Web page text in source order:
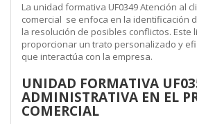
La unidad formativa UF0349 Atención al
comercial se enfoca en la identificación
la resolución de posibles conflictos. Este
proporcionar un trato personalizado y
que interactúa con la empresa.
UNIDAD FORMATIVA
ADMINISTRATIVA EN EL
COMERCIAL